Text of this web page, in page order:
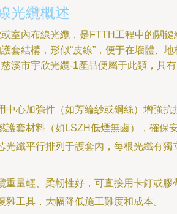
光纜概述
室內布線光纜，是FTTH工程中的關鍵
套結構，形似“皮線”，便于在墻體、地
溪市宇欣光纜-1產品便屬于此類，具
中心加強件（如芳綸紗或鋼絲）增強抗
護套材料（如LSZH低煙無鹵），確保
光纖平行排列于護套內，每根光纖有獨
重量輕、柔韌性好，可直接用卡釘或膠
雜工具，大幅降低施工難度和成本。